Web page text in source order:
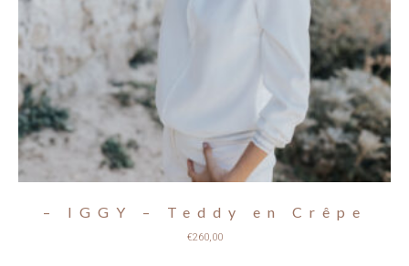
– IGGY – Teddy en Crêpe
€260,00